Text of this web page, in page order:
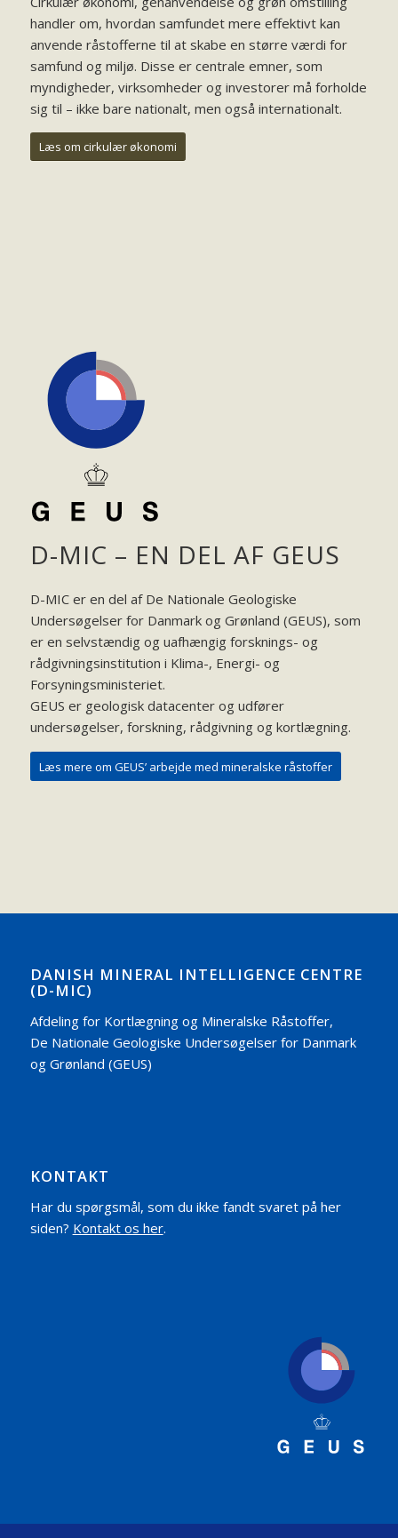
handler om, hvordan samfundet mere effektivt kan
anvende råstofferne til at skabe en større værdi for
samfund og miljø. Disse er centrale emner, som
myndigheder, virksomheder og investorer må forholde
sig til – ikke bare nationalt, men også internationalt.
Læs om cirkulær økonomi
D-MIC – EN DEL AF GEUS
D-MIC er en del af De Nationale Geologiske
Undersøgelser for Danmark og Grønland (GEUS), som
er en selvstændig og uafhængig forsknings- og
rådgivningsinstitution i Klima-, Energi- og
Forsyningsministeriet.
GEUS er geologisk datacenter og udfører
undersøgelser, forskning, rådgivning og kortlægning.
Læs mere om GEUS’ arbejde med mineralske råstoffer
DANISH MINERAL INTELLIGENCE CENTRE
(D-MIC)
Afdeling for Kortlægning og Mineralske Råstoffer,
De Nationale Geologiske Undersøgelser for Danmark
og Grønland (GEUS)
KONTAKT
Har du spørgsmål, som du ikke fandt svaret på her
siden? Kontakt os her.